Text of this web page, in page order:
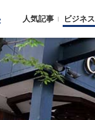
人気記事 ビジネス